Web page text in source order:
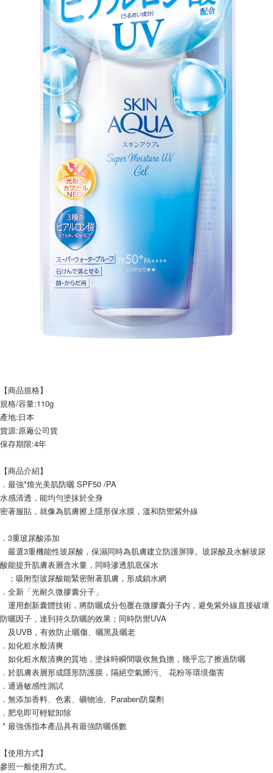
【商品規格】
規格/容量:110g
產地:日本
貨源:原廠公司貨
保存期限:4年
【商品介紹】
．最強*煥光美肌防曬 SPF50 /PA
水感清透，能均勻塗抹於全身
密著服貼，就像為肌膚擦上隱形保水膜，溫和防禦紫外線
．3重玻尿酸添加
嚴選3重機能性玻尿酸，保濕同時為肌膚建立防護屏障。玻尿酸及水解玻尿
酸能提升肌膚表層含水量，同時滲透肌底保水
；吸附型玻尿酸能緊密附著肌膚，形成鎖水網
．全新「光耐久微膠囊分子」
運用創新囊體技術，將防曬成分包覆在微膠囊分子內，避免紫外線直接破壞
防曬因子，達到持久防曬的效果；同時防禦UVA
及UVB，有效防止曬傷、曬黑及曬老
．如化粧水般清爽
如化粧水般清爽的質地，塗抹時瞬間吸收無負擔，幾乎忘了擦過防曬
．於肌膚表層形成隱形防護膜，隔絕空氣髒污、 花粉等環境傷害
．通過敏感性測試
．無添加香料、色素、礦物油、Paraben防腐劑
．肥皂即可輕鬆卸除
* 最強係指本產品具有最強防曬係數
【使用方式】
參照一般使用方式。